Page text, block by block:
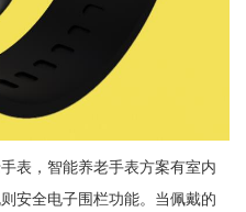
表，智能养老手表方案有室内
安全电子围栏功能。当佩戴的